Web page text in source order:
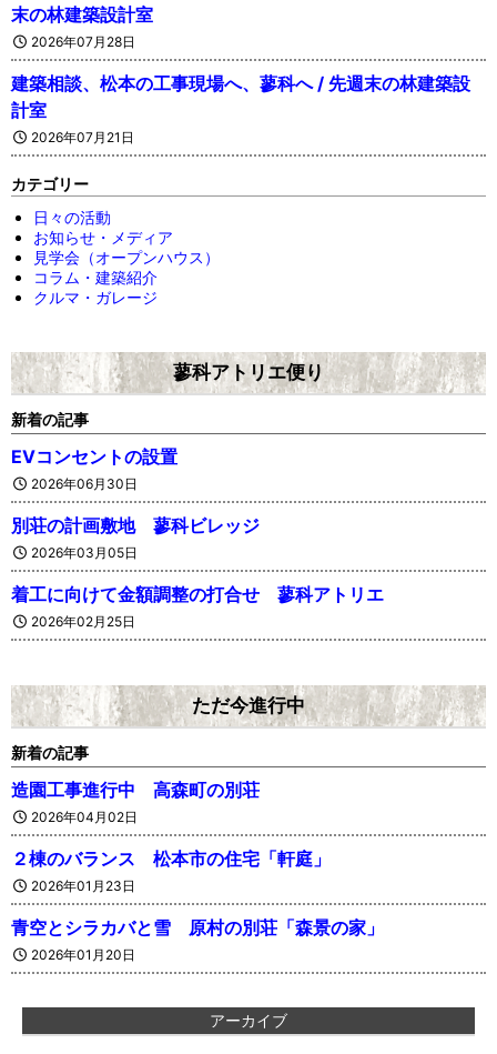
末の林建築設計室
2026年07月28日
建築相談、松本の工事現場へ、蓼科へ / 先週末の林建築設
計室
2026年07月21日
カテゴリー
日々の活動
お知らせ・メディア
見学会（オープンハウス）
コラム・建築紹介
クルマ・ガレージ
蓼科アトリエ便り
新着の記事
EVコンセントの設置
2026年06月30日
別荘の計画敷地 蓼科ビレッジ
2026年03月05日
着工に向けて金額調整の打合せ 蓼科アトリエ
2026年02月25日
ただ今進行中
新着の記事
造園工事進行中 高森町の別荘
2026年04月02日
２棟のバランス 松本市の住宅「軒庭」
2026年01月23日
青空とシラカバと雪 原村の別荘「森景の家」
2026年01月20日
アーカイブ